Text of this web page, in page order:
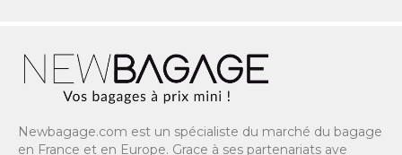
Newbagage.com est un spécialiste du marché du bagage
en France et en Europe. Grace à ses partenariats ave